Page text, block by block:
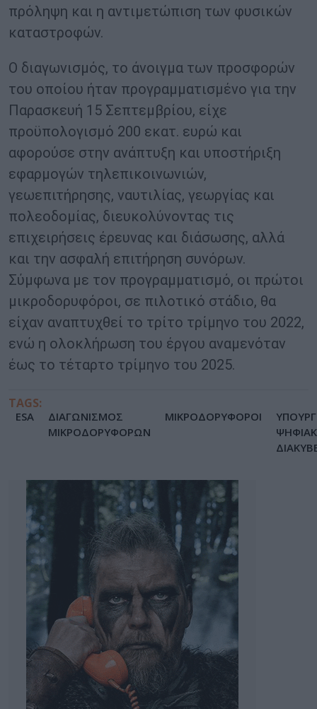
πρόληψη και η αντιμετώπιση των φυσικών
καταστροφών.
Ο διαγωνισμός, το άνοιγμα των προσφορών
του οποίου ήταν προγραμματισμένο για την
Παρασκευή 15 Σεπτεμβρίου, είχε
προϋπολογισμό 200 εκατ. ευρώ και
αφορούσε στην ανάπτυξη και υποστήριξη
εφαρμογών τηλεπικοινωνιών,
γεωεπιτήρησης, ναυτιλίας, γεωργίας και
πολεοδομίας, διευκολύνοντας τις
επιχειρήσεις έρευνας και διάσωσης, αλλά
και την ασφαλή επιτήρηση συνόρων.
Σύμφωνα με τον προγραμματισμό, οι πρώτοι
μικροδορυφόροι, σε πιλοτικό στάδιο, θα
είχαν αναπτυχθεί το τρίτο τρίμηνο του 2022,
ενώ η ολοκλήρωση του έργου αναμενόταν
έως το τέταρτο τρίμηνο του 2025.
TAGS:
ESA
ΔΙΑΓΩΝΙΣΜΟΣ
ΜΙΚΡΟΔΟΡΥΦΟΡΩΝ
ΜΙΚΡΟΔΟΡΥΦΟΡΟΙ